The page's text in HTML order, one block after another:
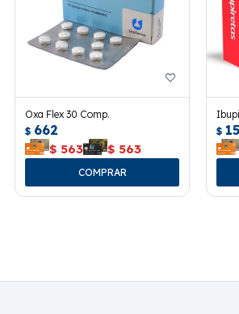
Oxa Flex 30 Comp.
$ 662
$ 563 $ 563
$